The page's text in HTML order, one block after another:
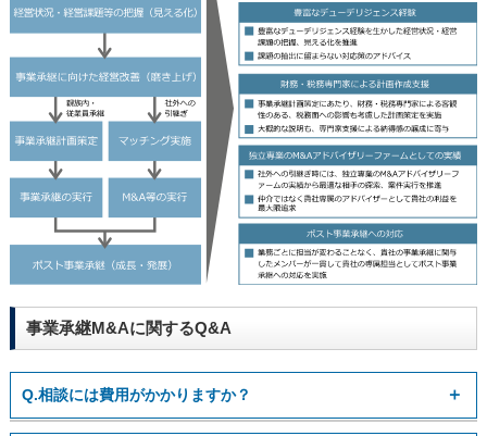
事業承継M&Aに関するQ&A
Q.相談には費用がかかりますか？